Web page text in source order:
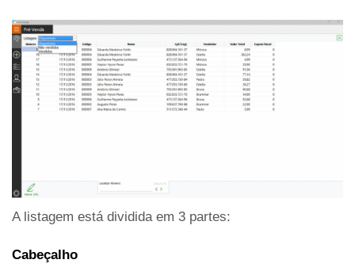
A listagem está dividida em 3 partes:
Cabeçalho